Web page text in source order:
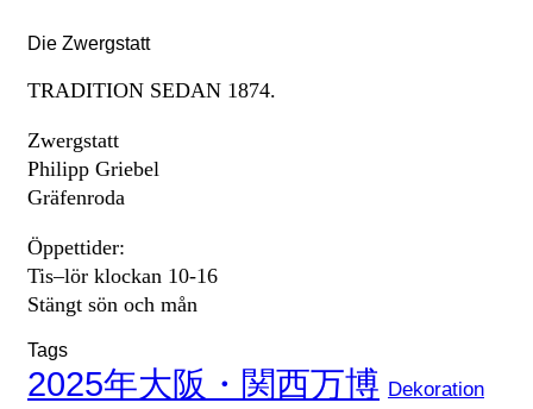
Die Zwergstatt
TRADITION SEDAN 1874.
Zwergstatt
Philipp Griebel
Gräfenroda
Öppettider:
Tis–lör klockan 10-16
Stängt sön och mån
Tags
2025年大阪・関西万博 Dekoration